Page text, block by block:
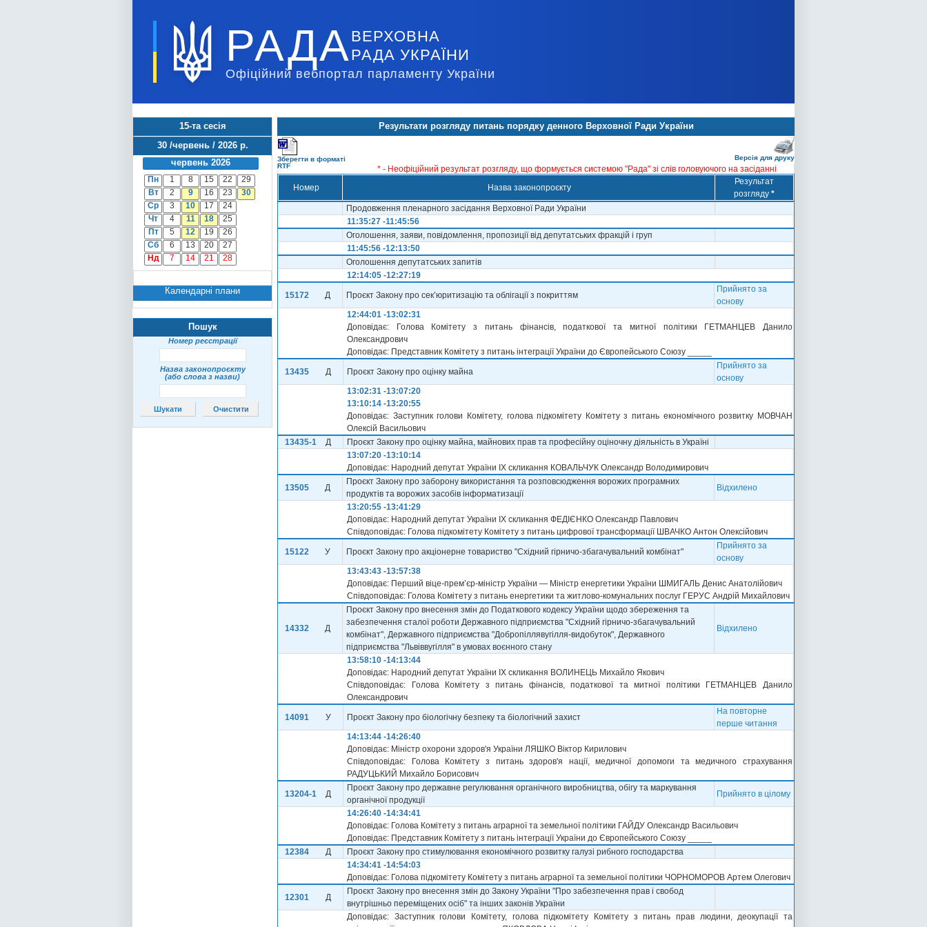
РАДА ВЕРХОВНА
РАДА УКРАЇНИ
Офіційний вебпортал парламенту України
15-та сесія
30 /червень / 2026 р.
червень 2026
Пн 1 8 15 22
29
Вт
2 9 16 23
30
Ср
3 10 17
24
Чт
4 11 18
25
Пт
5 12 19
26
Сб
6 13 20
27
Нд
7 14 21 28
Календарні плани
Пошук
Номер реєстрації
Назва законопроєкту
(або слова з назви)
Результати розгляду питань порядку денного Верховної Ради України
Зберегти в форматі
RTF
Версія для друку
* - Неофіційний результат розгляду, що формується сиcтемою "Рада" зі слів головуючого на засіданні
Номер
Назва законопроєкту
Результат
розгляду *
Продовження пленарного засідання Верховної Ради України
11:35:27 -11:45:56
Оголошення, заяви, повідомлення, пропозиції від депутатських фракцій і груп
11:45:56 -12:13:50
Оголошення депутатських запитів
12:14:05 -12:27:19
15172 Д Проєкт Закону про сек’юритизацію та облігації з покриттям
Прийнято за
основу
12:44:01 -13:02:31
Доповідає: Голова Комітету з питань фінансів, податкової та митної політики ГЕТМАНЦЕВ Данило
Олександрович
Доповідає: Представник Комітету з питань інтеграції України до Європейського Союзу _____
13435 Д Проєкт Закону про оцінку майна
Прийнято за
основу
13:02:31 -13:07:20
13:10:14 -13:20:55
Доповідає: Заступник голови Комітету, голова підкомітету Комітету з питань економічного розвитку МОВЧАН
Олексій Васильович
13435-1
Д
Проєкт Закону про оцінку майна, майнових прав та професійну оціночну діяльність в Україні
13:07:20 -13:10:14
Доповідає: Народний депутат України IX скликання КОВАЛЬЧУК Олександр Володимирович
13505 Д
Проєкт Закону про заборону використання та розповсюдження ворожих програмних
продуктів та ворожих засобів інформатизації
Відхилено
13:20:55 -13:41:29
Доповідає: Народний депутат України IX скликання ФЕДІЄНКО Олександр Павлович
Співдоповідає: Голова підкомітету Комітету з питань цифрової трансформації ШВАЧКО Антон Олексійович
15122 У Проєкт Закону про акціонерне товариство "Східний гірничо-збагачувальний комбінат"
Прийнято за
основу
13:43:43 -13:57:38
Доповідає: Перший віце-прем’єр-міністр України — Міністр енергетики України ШМИГАЛЬ Денис Анатолійович
Співдоповідає: Голова Комітету з питань енергетики та житлово-комунальних послуг ГЕРУС Андрій Михайлович
14332 Д
Проєкт Закону про внесення змін до Податкового кодексу України щодо збереження та
забезпечення сталої роботи Державного підприємства "Східний гірничо-збагачувальний
комбінат", Державного підприємства "Добропіллявугілля-видобуток", Державного
підприємства "Львіввугілля" в умовах воєнного стану
Відхилено
13:58:10 -14:13:44
Доповідає: Народний депутат України IX скликання ВОЛИНЕЦЬ Михайло Якович
Співдоповідає: Голова Комітету з питань фінансів, податкової та митної політики ГЕТМАНЦЕВ Данило
Олександрович
14091 У Проєкт Закону про біологічну безпеку та біологічний захист
На повторне
перше читання
14:13:44 -14:26:40
Доповідає: Міністр охорони здоров'я України ЛЯШКО Віктор Кирилович
Співдоповідає: Голова Комітету з питань здоров'я нації, медичної допомоги та медичного страхування
РАДУЦЬКИЙ Михайло Борисович
13204-1 Д
Проєкт Закону про державне регулювання органічного виробництва, обігу та маркування
органічної продукції
Прийнято в цілому
14:26:40 -14:34:41
Доповідає: Голова Комітету з питань аграрної та земельної політики ГАЙДУ Олександр Васильович
Доповідає: Представник Комітету з питань інтеграції України до Європейського Союзу _____
12384
Д
Проєкт Закону про стимулювання економічного розвитку галузі рибного господарства
14:34:41 -14:54:03
Доповідає: Голова підкомітету Комітету з питань аграрної та земельної політики ЧОРНОМОРОВ Артем Олегович
12301 Д
Проєкт Закону про внесення змін до Закону України "Про забезпечення прав і свобод
внутрішньо переміщених осіб" та інших законів України
Доповідає: Заступник голови Комітету, голова підкомітету Комітету з питань прав людини, деокупації та